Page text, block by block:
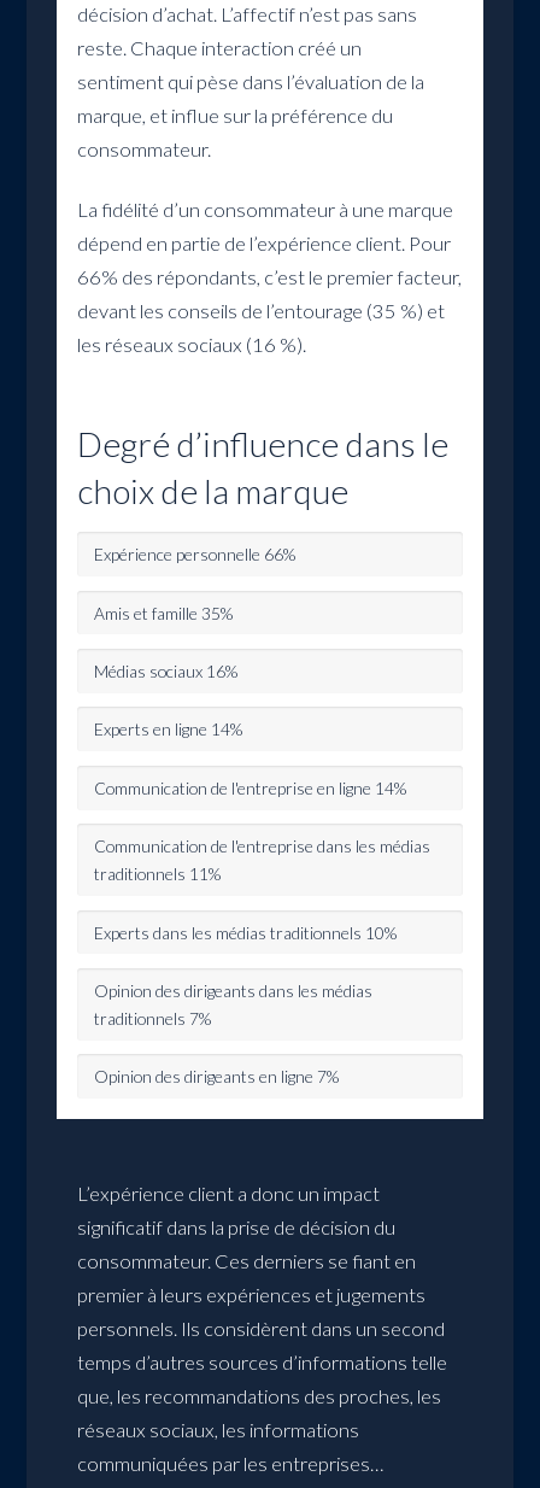
décision d’achat. L’affectif n’est pas sans
reste. Chaque interaction créé un
sentiment qui pèse dans l’évaluation de la
marque, et influe sur la préférence du
consommateur.
La fidélité d’un consommateur à une marque
dépend en partie de l’expérience client. Pour
66% des répondants, c’est le premier facteur,
devant les conseils de l’entourage (35 %) et
les réseaux sociaux (16 %).
Degré d’influence dans le
choix de la marque
Expérience personnelle 66%
Amis et famille35%
Médias sociaux 16%
Experts en ligne 14%
Communication de l'entreprise en ligne 14%
Communication de l'entreprise dans les médias
traditionnels 11%
Experts dans les médias traditionnels 10%
Opinion des dirigeants dans les médias
traditionnels 7%
Opinion des dirigeants en ligne 7%
L’expérience client a donc un impact
significatif dans la prise de décision du
consommateur. Ces derniers se fiant en
premier à leurs expériences et jugements
personnels. Ils considèrent dans un second
temps d’autres sources d’informations telle
que, les recommandations des proches, les
réseaux sociaux, les informations
communiquées par les entreprises…